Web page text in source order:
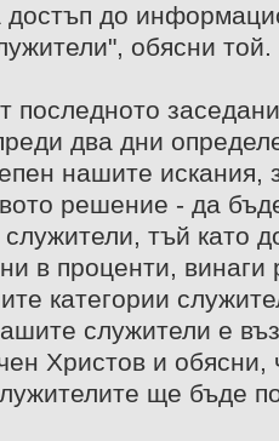
достъп до
обясни той.
последното
два дни
нашите искания,
решение - да
служители, тъй като
в проценти, винаги
категории
служители е
Христов и обясни,
ще бъде